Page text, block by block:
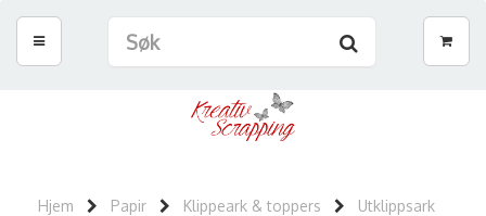
Hjem Papir Klippeark & toppers
Utklippsark